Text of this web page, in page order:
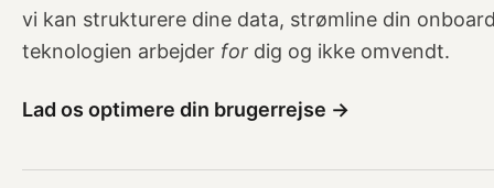
vi kan strukturere dine data, strømline din
teknologien arbejder for dig og ikke omvendt.
Lad os optimere din brugerrejse →